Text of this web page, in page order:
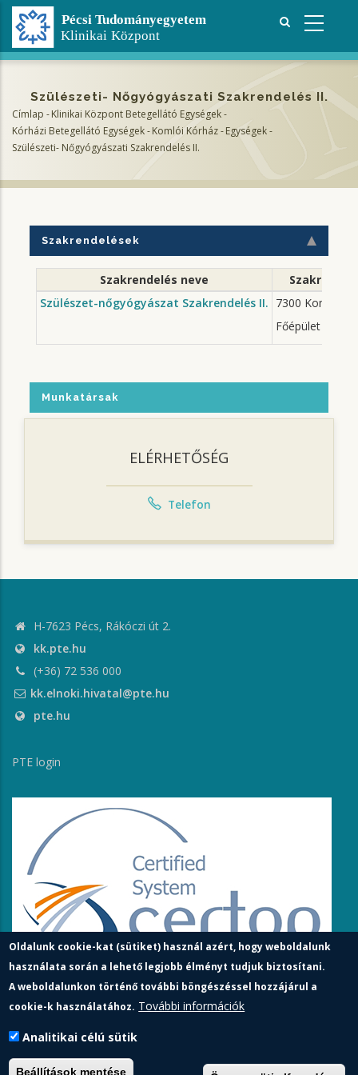
Ugrás
tartalomra
Szülészeti- Nőgyógyászati Szakrendelés II.
Morzsa
Címlap -Klinikai Központ Betegellátó Egységek-
Kórházi Betegellátó Egységek-Komlói Kórház-Egységek-
Szülészeti- Nőgyógyászati Szakrendelés II.
Szakrendelések
Szakrendelés neve
Szülészet-nőgyógyászat Szakrendelés II. 7300 Komló,
Főépület
Munkatársak
ELÉRHETŐSÉG
Telefon
H-7623 Pécs, Rákóczi út 2.
kk.pte.hu
(+36) 72 536 000
kk.elnoki.hivatal@pte.hu
pte.hu
PTE login
Pécsi Tudományegyetem | Kancellária |Informatikai és
Oldalunk cookie-kat (sütiket) használ azért, hogy weboldalunk
használata során a lehető legjobb élményt tudjuk biztosítani.
A weboldalunkon történő további böngészéssel hozzájárul a
cookie-k használatához. További információk
Analitikai célú sütik
Beállítások mentése